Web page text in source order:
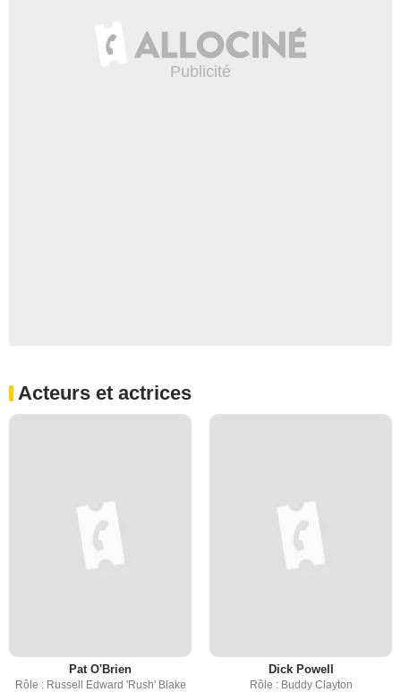
Acteurs et actrices
Pat O'Brien
Rôle : Russell Edward 'Rush' Blake
Dick Powell
Rôle : Buddy Clayton